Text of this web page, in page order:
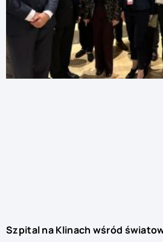
Szpital na Klinach wśród